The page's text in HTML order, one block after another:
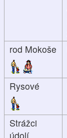
rod Mokoše
Rysové
Strážci
údolí